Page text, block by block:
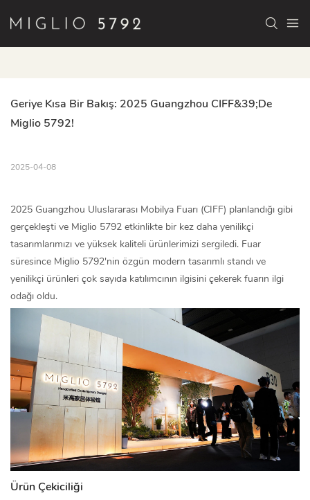
Geriye Kısa Bir Bakış: 2025 Guangzhou CIFF&39;de
Miglio 5792!
2025-04-08
2025 Guangzhou Uluslararası Mobilya Fuarı (CIFF) planlandığı gibi
gerçekleşti ve Miglio 5792 etkinlikte bir kez daha yenilikçi
tasarımlarımızı ve yüksek kaliteli ürünlerimizi sergiledi. Fuar
süresince Miglio 5792'nin özgün modern tasarımlı standı ve
yenilikçi ürünleri çok sayıda katılımcının ilgisini çekerek fuarın ilgi
odağı oldu.
Ürün Çekiciliği